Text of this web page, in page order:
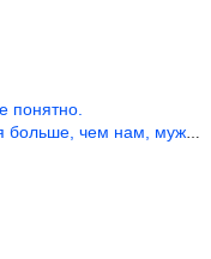
понятно.
чем нам, мужикам?